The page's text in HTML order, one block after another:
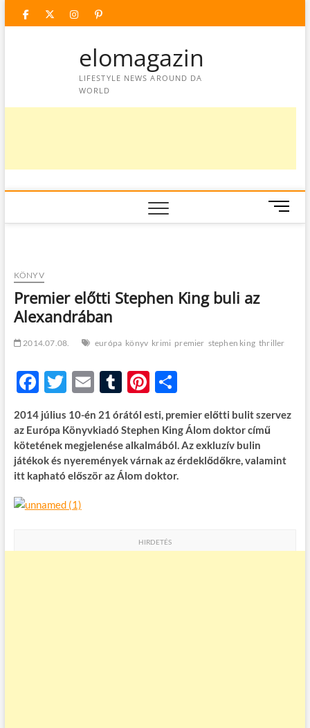
facebooktwitter
instagram
googleplus
pinterest
elomagazin
LIFESTYLE NEWS AROUND DA
WORLD
M
e
n
KÖNYV
Premier előtti Stephen King buli az
Alexandrában
2014.07.08. európa könyv krimi premier stephen king thriller
F
ac
e
b
o
k
T
w
itt
er
E
m
ail
T
u
m
bl
r
Pi
nt
er
es
t
O
ss
za
m
e
2014 július 10-én 21 órától esti, premier előtti bulit szervez
az Európa Könyvkiadó Stephen King Álom doktor című
kötetének megjelenése alkalmából. Az exkluzív bulin
játékok és nyeremények várnak az érdeklődőkre, valamint
itt kapható először az Álom doktor.
HIRDETÉS